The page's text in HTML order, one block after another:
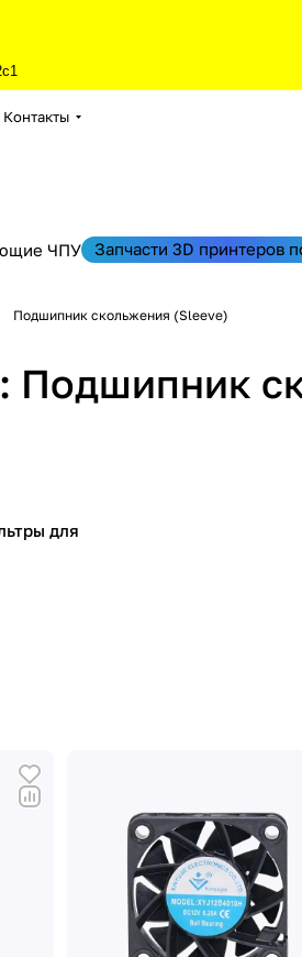
Контакты
ЧПУ Запчасти 3D принтеров
Подшипник скольжения (Sleeve)
Подшипник
для